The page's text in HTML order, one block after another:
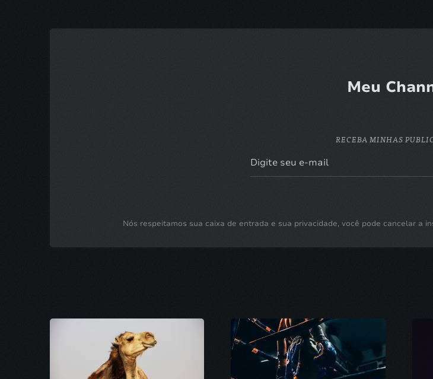
Meu
RECEBA MINHAS
Nós respeitamos sua caixa de entrada e sua privacidade, você pode cancelar a